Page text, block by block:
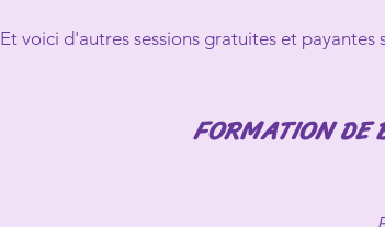
Et voici d'autres sessions gratuites et payantes
FORMATION DE